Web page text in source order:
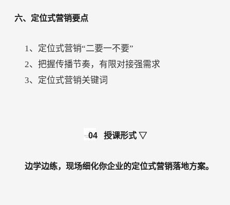
六、定位式营销要点
1、定位式营销“二要一不要”
2、把握传播节奏，有限对接强需求
3、定位式营销关键词
04 授课形式 ▽
边学边练，现场细化你企业的定位式营销落地方案。